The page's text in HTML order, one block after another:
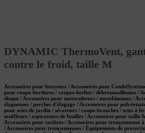
DYNAMIC ThermoVent,
contre le froid, taille M
Accessoires pour broyeurs / Accessoires pour
pour coupe-bordures / coupes-herbes / débroussailleuses /
disque / Accessoires pour motoculteurs / motobineuses /
élagueuses / perches d'élagage / Accessoires pour
pour scies de jardin / sécateurs / coupe-branches / scies à
souffleurs / aspirateurs de feuilles / Accessoires pour taille-
Accessoires pour tarières / Accessoires pour tronçonneuse
/ Accessoires pour tronçonneuses / Équipements de